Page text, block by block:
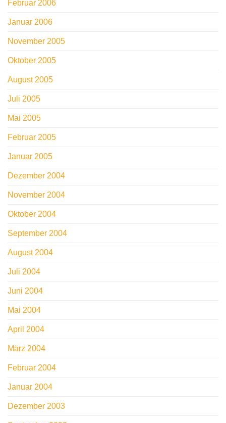
Februar 2006
Januar 2006
November 2005
Oktober 2005
August 2005
Juli 2005
Mai 2005
Februar 2005
Januar 2005
Dezember 2004
November 2004
Oktober 2004
September 2004
August 2004
Juli 2004
Juni 2004
Mai 2004
April 2004
März 2004
Februar 2004
Januar 2004
Dezember 2003